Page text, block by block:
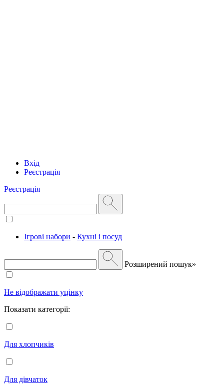
Вхід
Реєстрація
Реєстрація
Ігрові набори - Кухні і посуд
Розширений пошук»
Не відображати уцінку
Показати категорії:
Для хлопчиків
Для дівчаток